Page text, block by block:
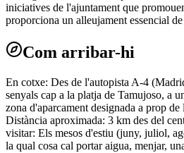
iniciatives de l'ajuntament que
proporciona un alleujament essencial
Com arribar-hi
En cotxe: Des de l'autopista A-4
senyals cap a la platja de Tamujoso, a
zona d'aparcament designada a prop
Distància aproximada: 3 km des del
visitar: Els mesos d'estiu (juny, juliol,
la qual cosa cal portar aigua, menjar,